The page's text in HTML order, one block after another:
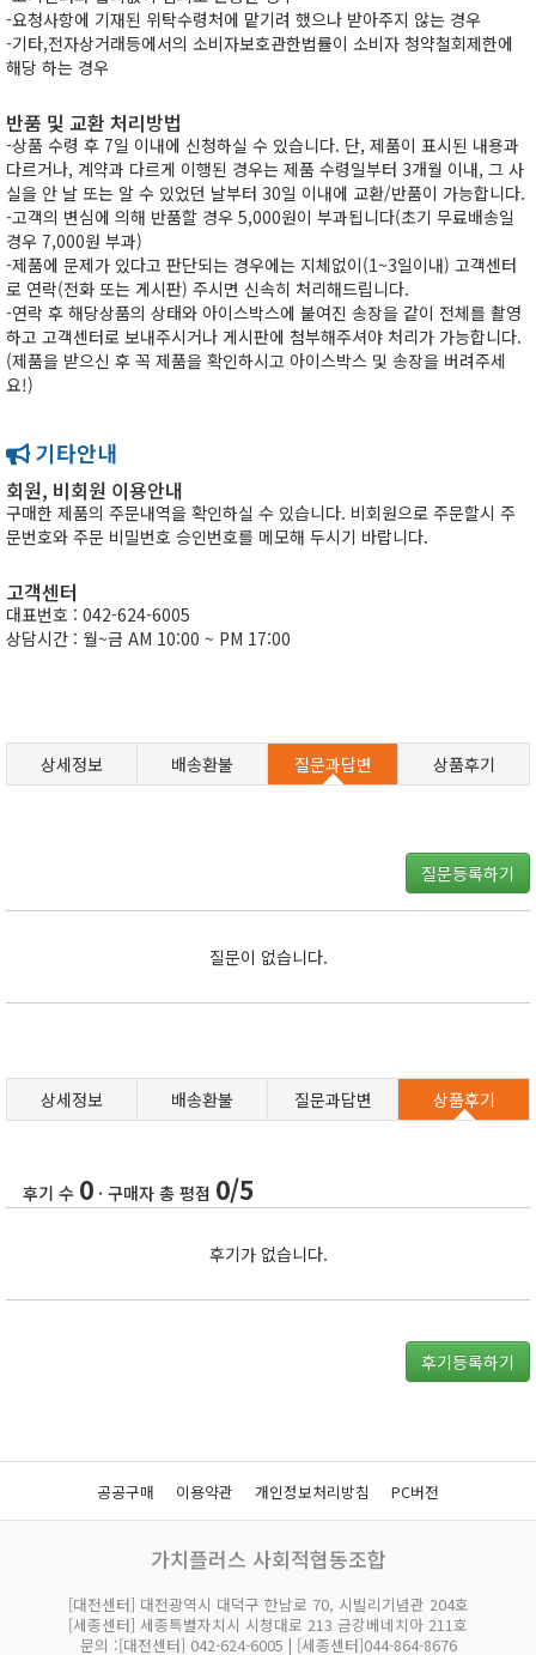
-요청사항에 기재된 위탁수령처에 맡기려 했으나 받아주지 않는 경우
-기타,전자상거래등에서의 소비자보호관한법률이 소비자 청약철회제한에
해당 하는 경우
반품 및 교환 처리방법
-상품 수령 후 7일 이내에 신청하실 수 있습니다. 단, 제품이 표시된 내용과
다르거나, 계약과 다르게 이행된 경우는 제품 수령일부터 3개월 이내, 그 사
실을 안 날 또는 알 수 있었던 날부터 30일 이내에 교환/반품이 가능합니다.
-고객의 변심에 의해 반품할 경우 5,000원이 부과됩니다(초기 무료배송일
경우 7,000원 부과)
-제품에 문제가 있다고 판단되는 경우에는 지체없이(1~3일이내) 고객센터
로 연락(전화 또는 게시판) 주시면 신속히 처리해드립니다.
-연락 후 해당상품의 상태와 아이스박스에 붙여진 송장을 같이 전체를 촬영
하고 고객센터로 보내주시거나 게시판에 첨부해주셔야 처리가 가능합니다.
(제품을 받으신 후 꼭 제품을 확인하시고 아이스박스 및 송장을 버려주세
요!)
기타안내
회원, 비회원 이용안내
구매한 제품의 주문내역을 확인하실 수 있습니다. 비회원으로 주문할시 주
문번호와 주문 비밀번호 승인번호를 메모해 두시기 바랍니다.
고객센터
대표번호 : 042-624-6005
상담시간 : 월~금 AM 10:00 ~ PM 17:00
상세정보 배송환불 질문과답변 상품후기
질문등록하기
질문이 없습니다.
상세정보 배송환불 질문과답변 상품후기
후기 수 0 · 구매자 총 평점 0/5
후기가 없습니다.
후기등록하기
공공구매 이용약관 개인정보처리방침 PC버전
가치플러스 사회적협동조합
[대전센터] 대전광역시 대덕구 한남로 70, 시빌리기념관 204호
[세종센터] 세종특별자치시 시청대로 213 금강베네치아 211호
문의 :[대전센터] 042-624-6005 | [세종센터]044-864-8676